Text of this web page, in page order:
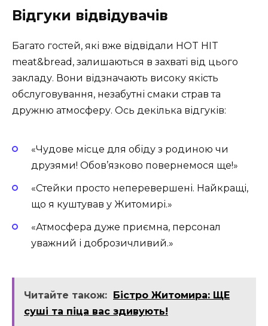
Відгуки відвідувачів
Багато гостей, які вже відвідали HOT HIT
meat&bread, залишаються в захваті від цього
закладу. Вони відзначають високу якість
обслуговування, незабутні смаки страв та
дружню атмосферу. Ось декілька відгуків:
«Чудове місце для обіду з родиною чи
друзями! Обов’язково повернемося ще!»
«Стейки просто неперевершені. Найкращі,
що я куштував у Житомирі.»
«Атмосфера дуже приємна, персонал
уважний і доброзичливий.»
Читайте також: Бістро Житомира: ЩЕ
суші та піца вас здивують!